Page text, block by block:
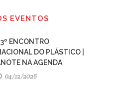
EVENTOS
ENCONTRO
DO PLÁSTICO |
NA AGENDA
04/12/2026